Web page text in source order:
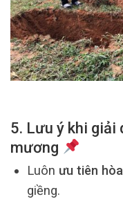
5. Lưu ý khi giải
mương
Luôn ưu tiên
giềng.